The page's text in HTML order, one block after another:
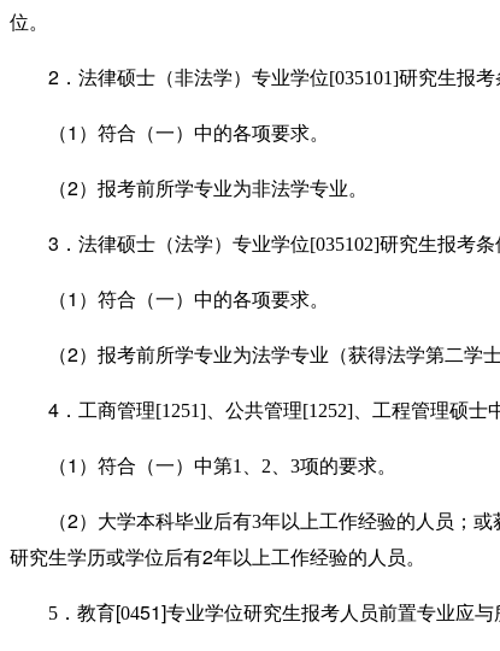
位。
2 ．法律硕士（非法学）专业学位[035101]研究生报考
（1 ）符合（一）中的各项要求。
（2）报考前所学专业为非法学专业。
3 ．法律硕士（法学）专业学位[035102]研究生报考条
（1 ）符合（一）中的各项要求。
（2）报考前所学专业为法学专业（获得法学第二学
4 ．工商管理[1251] 、公共管理[1252] 、工程管理硕士
（1 ）符合（一）中第1 2 3项的要求。
（2）大学本科毕业后有3年以上工作经验的人员；
研究生学历或学位后有2年以上工作经验的人员。
5 ． 教育[0451]专业学位研究生报考人员前置专业应与